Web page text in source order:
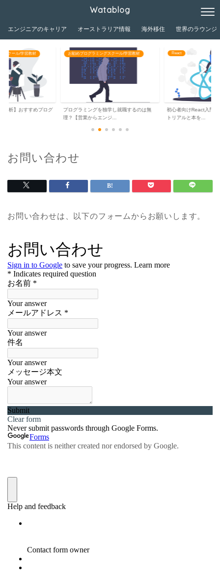
Watablog
エンジニアのキャリア オーストラリア情報 海外移住 世界のラウンジ
スクール/学習教材
分析】おすすめプログ
お勧めプログラミングスクール/学習教材
プログラミングを独学し就職するのは無
理？【営業からエンジ...
React
初心者向けReact入門
トリアルと本を...
お問い合わせ
お問い合わせは、以下のフォームからお願いします。